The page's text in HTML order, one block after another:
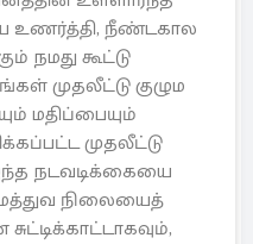
உணர்த்தி, நீண்டகால
நமது கூட்டு
முதலீட்டு குழும
மதிப்பையும்
முதலீட்டு
நடவடிக்கையை
நிலையைத்